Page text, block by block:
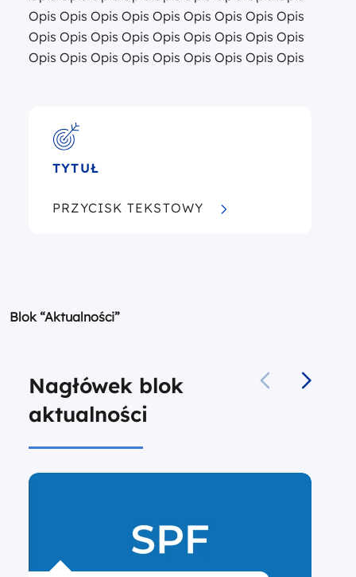
Opis Opis Opis Opis Opis Opis Opis Opis Opis
Opis Opis Opis Opis Opis Opis Opis Opis Opis
Opis Opis Opis Opis Opis Opis Opis Opis Opis
TYTUŁ
PRZYCISK TEKSTOWY
Blok “Aktualności”
Nagłówek blok
aktualności